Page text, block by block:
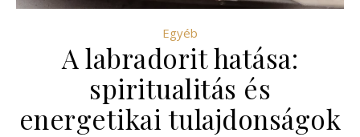
Egyéb
A labradorit hatása:
spiritualitás és
energetikai tulajdonságok